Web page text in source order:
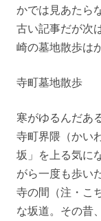
かでは見あたら
古い記事だが次
崎の墓地散歩は
寺町墓地散歩
寒がゆるんだあ
寺町界隈（かい
坂」を上る気に
がら一度も歩い
寺の間（注・こ
な坂道。その昔